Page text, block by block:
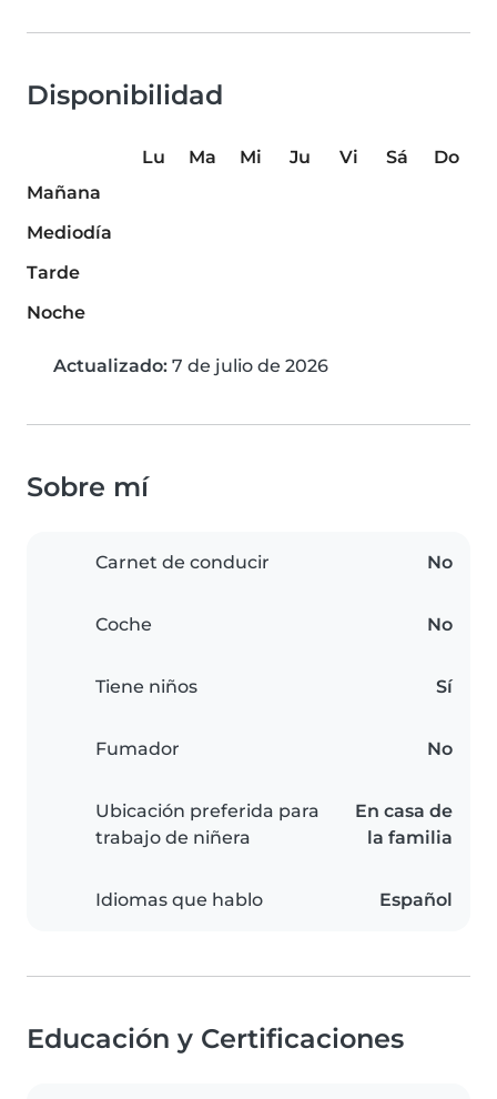
Disponibilidad
Lu Ma Mi Ju Vi Sá
Do
Mañana
Mediodía
Tarde
Noche
Actualizado: 7 de julio de 2026
Sobre mí
Carnet de conducir No
Coche No
Tiene niños Sí
Fumador No
Ubicación preferida para
trabajo de niñera
En casa de
la familia
Idiomas que hablo Español
Educación y Certificaciones